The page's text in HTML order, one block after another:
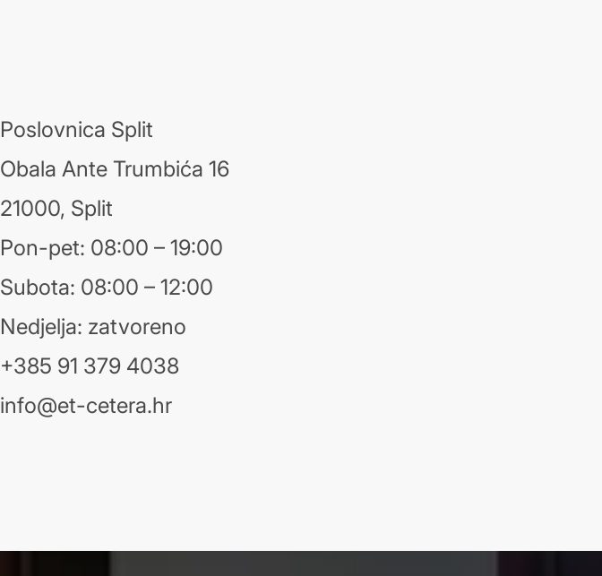
Poslovnica Split
Obala Ante Trumbića 16
21000, Split
Pon-pet: 08:00 – 19:00
Subota: 08:00 – 12:00
Nedjelja: zatvoreno
+385 91 379 4038
info@et-cetera.hr